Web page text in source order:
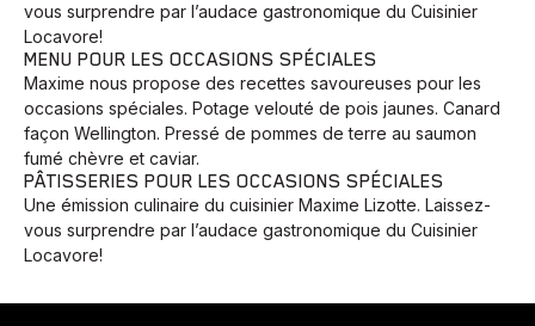
vous surprendre par l’audace gastronomique du Cuisinier
Locavore!
MENU POUR LES OCCASIONS SPÉCIALES
Maxime nous propose des recettes savoureuses pour les
occasions spéciales. Potage velouté de pois jaunes. Canard
façon Wellington. Pressé de pommes de terre au saumon
fumé chèvre et caviar.
PÂTISSERIES POUR LES OCCASIONS SPÉCIALES
Une émission culinaire du cuisinier Maxime Lizotte. Laissez-
vous surprendre par l’audace gastronomique du Cuisinier
Locavore!